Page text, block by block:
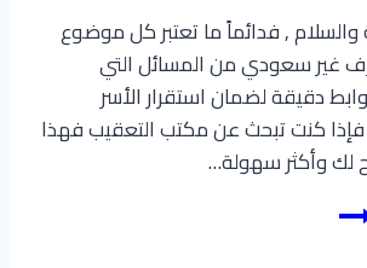
والسلام , فدائماً ما تعتبر كل موضوع
غير سعودي من المسائل التي
دقيقة لضمان استقرار الأسر
فإذا كنت تبحث عن مكتب التعقيب فهذا
لك وأكثر سهولة…